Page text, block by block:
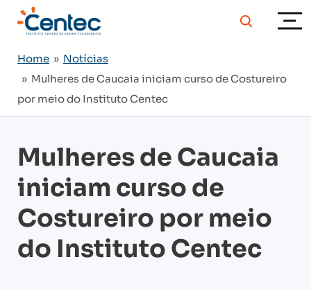
Home » Notícias
» Mulheres de Caucaia iniciam curso de Costureiro
por meio do Instituto Centec
Mulheres de Caucaia
iniciam curso de
Costureiro por meio
do Instituto Centec